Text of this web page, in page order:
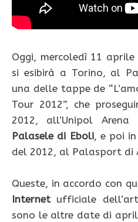
Oggi, mercoledì 11 aprile
si esibirà a Torino, al
una delle tappe de
Tour 2012”, che
2012, all’Unipol
Palasele di Eboli, e poi
del 2012, al Palasport di
Queste, in accordo con
Internetufficiale
sono le altre date di